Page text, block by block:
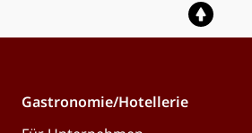
Gastronomie/Hotellerie